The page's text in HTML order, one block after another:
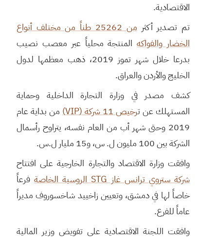
الاقتصادية.
تم تصدير أكثر
من 25262 طناً من مختلف أنواع
الخضار والفواكهالمنتجة محلياً عبر معصب نصيب
بدرعا خلال شهر تموز 2019، ذهب معظمها لدول
الخليج والأردن والعراق.
كشف مصدر في وزارة التجارة الداخلية وحماية
المستهلك عن ترخيص 11 شركة (VIP)
من بداية عام
2019 وحتى شهر أب من العام نفسه، يتراوح رأسمال
الشركة بين 100 مليون ل. س، و15 مليار ل.س.
وافقت وزارة الاقتصاد والتجارة الخارجية على افتتاح
شركة ستروي ترانس غاز STG الروسية الخاصة
فرعاً
خاصاً لها في دمشق، وتعيين زاخييد شاخسوروف مديراً
عاماً للفرع.
وافقت اللجنة الاقتصادية على تفويض وزير المالية